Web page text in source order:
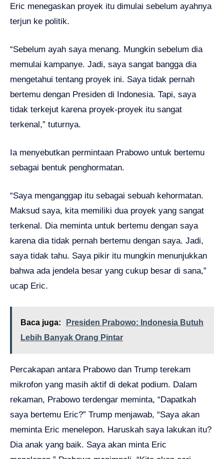
Eric menegaskan proyek itu dimulai sebelum ayahnya
terjun ke politik.
“Sebelum ayah saya menang. Mungkin sebelum dia
memulai kampanye. Jadi, saya sangat bangga dia
mengetahui tentang proyek ini. Saya tidak pernah
bertemu dengan Presiden di Indonesia. Tapi, saya
tidak terkejut karena proyek-proyek itu sangat
terkenal,” tuturnya.
Ia menyebutkan permintaan Prabowo untuk bertemu
sebagai bentuk penghormatan.
“Saya menganggap itu sebagai sebuah kehormatan.
Maksud saya, kita memiliki dua proyek yang sangat
terkenal. Dia meminta untuk bertemu dengan saya
karena dia tidak pernah bertemu dengan saya. Jadi,
saya tidak tahu. Saya pikir itu mungkin menunjukkan
bahwa ada jendela besar yang cukup besar di sana,”
ucap Eric.
Baca juga:
Presiden Prabowo: Indonesia Butuh
Lebih Banyak Orang Pintar
Percakapan antara Prabowo dan Trump terekam
mikrofon yang masih aktif di dekat podium. Dalam
rekaman, Prabowo terdengar meminta, “Dapatkah
saya bertemu Eric?” Trump menjawab, “Saya akan
meminta Eric menelepon. Haruskah saya lakukan itu?
Dia anak yang baik. Saya akan minta Eric